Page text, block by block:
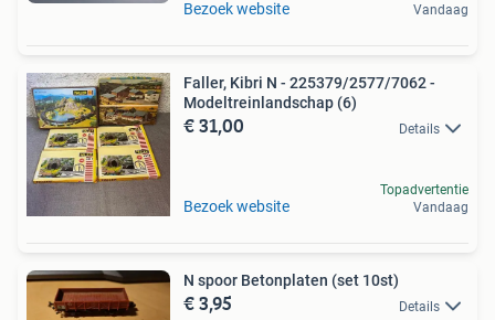
Bezoek website
Vandaag
Faller, Kibri N - 225379/2577/7062 -
Modeltreinlandschap (6)
€ 31,00 Details
Bezoek website
Topadvertentie
Vandaag
N spoor Betonplaten (set 10st)
€ 3,95 Details